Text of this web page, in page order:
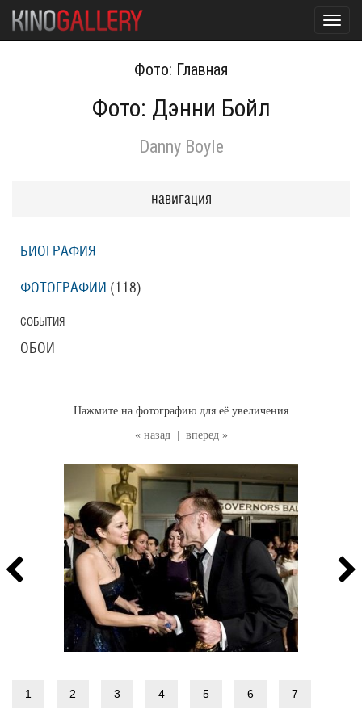
Фото: Главная
Фото: Дэнни Бойл
Danny Boyle
« назад вперед »
Нажмите на фотографию для её увеличения
1 2 3 4 5 6 7
навигация
БИОГРАФИЯ
ФОТОГРАФИИ (118)
СОБЫТИЯ
ОБОИ